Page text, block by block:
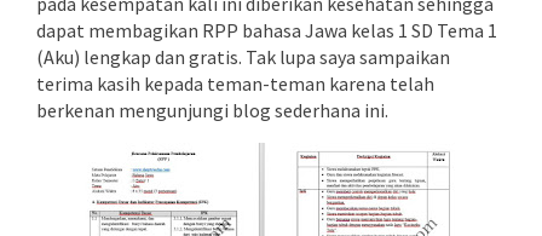
dapat membagikan RPP bahasa Jawa kelas 1 SD Tema 1
(Aku) lengkap dan gratis. Tak lupa saya sampaikan
terima kasih kepada teman-teman karena telah
berkenan mengunjungi blog sederhana ini.